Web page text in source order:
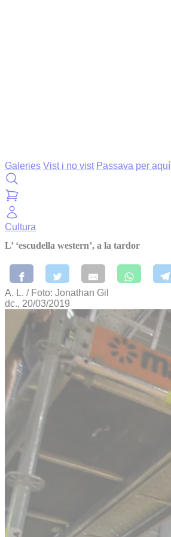
Galeries Vist i no vist Passava per aquí
Cultura
L’ ‘escudella western’, a la tardor
A. L. / Foto: Jonathan Gil
dc., 20/03/2019